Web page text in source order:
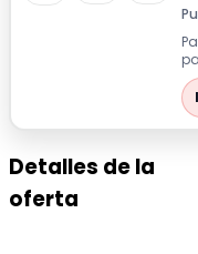
Detalles de la
oferta